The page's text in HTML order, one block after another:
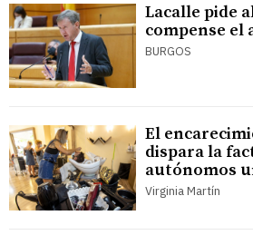
Lacalle pide
compense el
BURGOS
El
dispara la
autónomos
Virginia Martín